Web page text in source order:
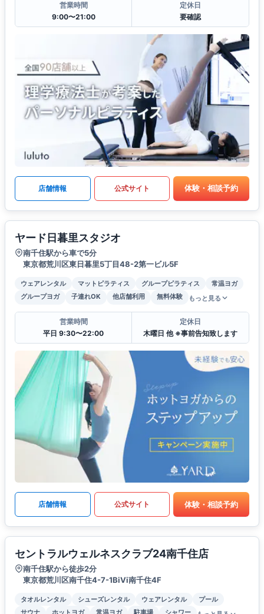
営業時間
9:00〜21:00
定休日
要確認
店舗情報 公式サイト 体験・相談予約
ヤード日暮里スタジオ
南千住駅から車で5分
東京都荒川区東日暮里5丁目48-2第一ビル5F
ウェアレンタル マットピラティス グループピラティス
常温ヨガ
グループヨガ
子連れOK 他店舗利用 無料体験 もっと見る
営業時間
平日 9:30〜22:00
定休日
木曜日 他 ※事前告知致します
店舗情報 公式サイト 体験・相談予約
セントラルウェルネスクラブ24南千住店
南千住駅から徒歩2分
東京都荒川区南千住4-7-1BiVi南千住4F
タオルレンタル シューズレンタル ウェアレンタル
プール